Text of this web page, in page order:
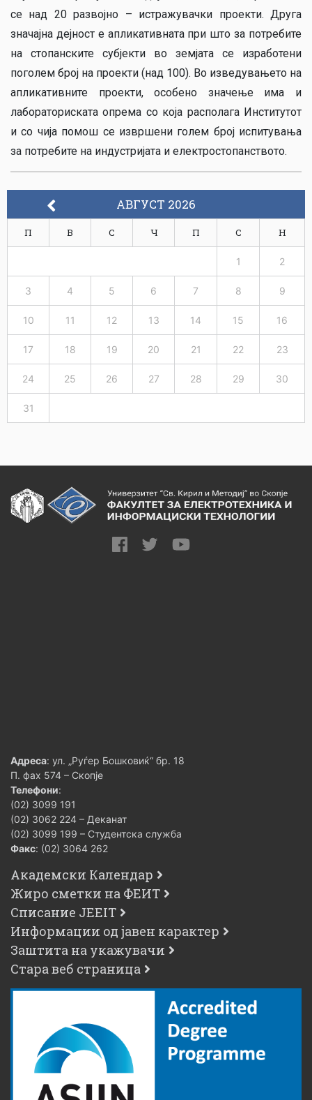
се над 20 развојно – истражувачки проекти. Друга
значајна дејност е апликативната при што за потребите
на стопанските субјекти во земјата се изработени
поголем број на проекти (над 100). Во изведувањето на
апликативните проекти, особено значење има и
лабораториската опрема со која располага Институтот
и со чија помош се извршени голем број испитувања
за потребите на индустријата и електростопанството.
АВГУСТ 2026
П В С Ч П С Н
1 2
3 4 5 6 7 8 9
10 11 12 13 14 15 16
17 18 19 20 21 22 23
24 25 26 27 28 29 30
31
Адреса: ул. „Руѓер Бошковиќ“ бр. 18
П. фах 574 – Скопје
Телефони:
(02) 3099 191
(02) 3062 224 – Деканат
(02) 3099 199 – Студентска служба
Факс: (02) 3064 262
Академски Календар
Жиро сметки на ФЕИТ
Списание JEEIT
Информации од јавен карактер
Заштита на укажувачи
Стара веб страница